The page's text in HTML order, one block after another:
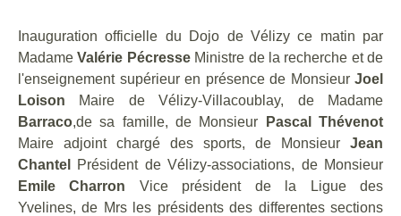
Inauguration officielle du Dojo de Vélizy ce matin par
MadameValérie PécresseMinistre de la recherche et de
l'enseignement supérieur en présence de Monsieur Joel
Loison Maire de Vélizy-Villacoublay, de Madame
Barraco,de sa famille, de Monsieur
Pascal Thévenot
Maire adjoint chargé des sports, de Monsieur Jean
Chantel
Président de Vélizy-associations, de Monsieur
Emile Charron Vice président de la Ligue des
Yvelines, de Mrs les présidents des differentes sections